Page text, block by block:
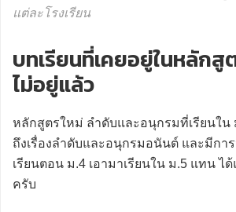
แต่ละโรงเรียน
บทเรียนที่เคยอยู่ในหลัก
ไม่อยู่แล้ว
หลักสูตรใหม่ ลำดับและอนุกรมที่เรียนใน
ถึงเรื่องลำดับและอนุกรมอนันต์ และมีการ
เรียนตอน ม.4 เอามาเรียนใน ม.5 แทน ได้
ครับ